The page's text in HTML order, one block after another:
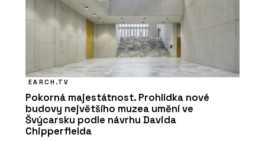
EARCH.TV
Pokorná majestátnost. Prohlídka nové
budovy největšího muzea umění ve
Švýcarsku podle návrhu Davida
Chipperfielda